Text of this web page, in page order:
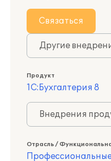
Связаться
Другие
Продукт
1С:Бухгалтерия 8
Внедрения
Отрасль /
Профессиональные